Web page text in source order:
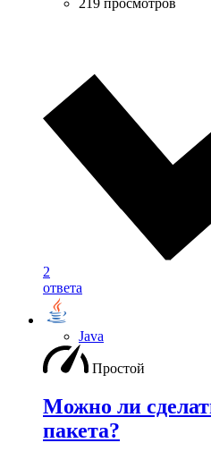
2
ответа
Java
Простой
Можно ли
пакета?